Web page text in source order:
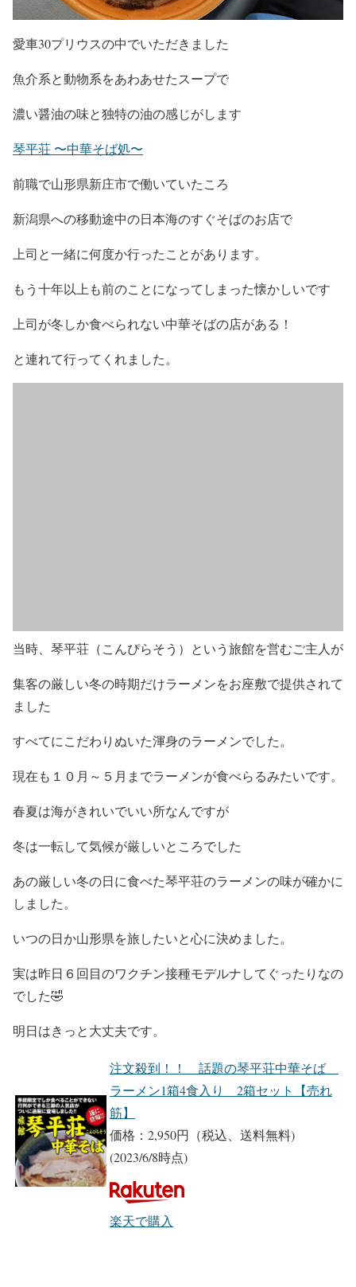
愛車30プリウスの中でいただきました
魚介系と動物系をあわあせたスープで
濃い醤油の味と独特の油の感じがします
琴平荘 〜中華そば処〜
前職で山形県新庄市で働いていたころ
新潟県への移動途中の日本海のすぐそばのお店で
上司と一緒に何度か行ったことがあります。
もう十年以上も前のことになってしまった懐かしいです
上司が冬しか食べられない中華そばの店がある！
と連れて行ってくれました。
当時、琴平荘（こんぴらそう）という旅館を営むご主人が
集客の厳しい冬の時期だけラーメンをお座敷で提供されて
ました
すべてにこだわりぬいた渾身のラーメンでした。
現在も１０月～５月までラーメンが食べらるみたいです。
春夏は海がきれいでいい所なんですが
冬は一転して気候が厳しいところでした
あの厳しい冬の日に食べた琴平荘のラーメンの味が確かに
しました。
いつの日か山形県を旅したいと心に決めました。
実は昨日６回目のワクチン接種モデルナしてぐったりなの
でした🤣
明日はきっと大丈夫です。
注文殺到！！ 話題の琴平荘中華そば
ラーメン1箱4食入り 2箱セット【売れ
筋】
価格：2,950円（税込、送料無料)
(2023/6/8時点)
楽天で購入